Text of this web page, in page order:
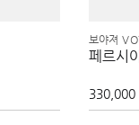
보야져
페르시
330,000